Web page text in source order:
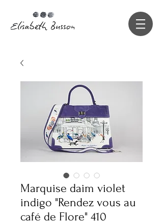
Marquise daim violet
indigo "Rendez vous au
café de Flore" 410